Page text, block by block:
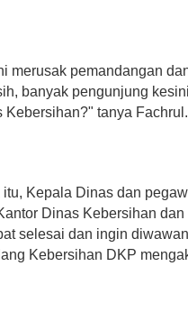
merusak pemandangan
banyak pengunjung
Kebersihan?" tanya Fachrul.
itu, Kepala Dinas dan
Dinas Kebersihan
selesai dan ingin
Kebersihan DKP